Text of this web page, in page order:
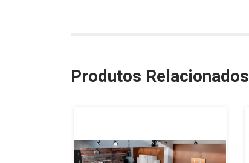
Produtos Relacionados